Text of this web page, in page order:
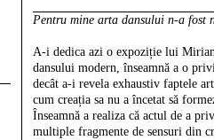
Pentru mine arta dansului n-a fost
A-i dedica azi o expoziție lui
dansului modern, înseamnă a o
decât a-i revela exhaustiv faptele
cum creația sa nu a încetat să
Înseamnă a realiza că actul de a
multiple fragmente de sensuri din